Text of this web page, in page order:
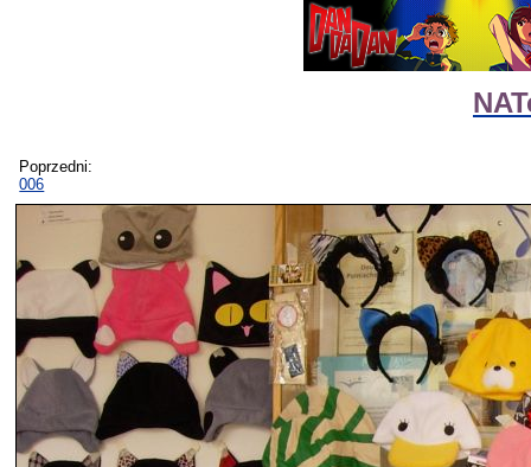
Poprzedni:
006